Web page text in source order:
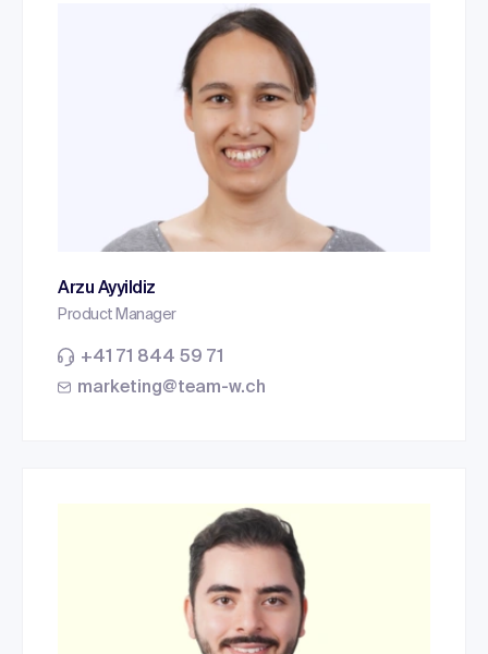
Arzu Ayyildiz
Product Manager
+41 71 844 59 71
marketing@team-w.ch